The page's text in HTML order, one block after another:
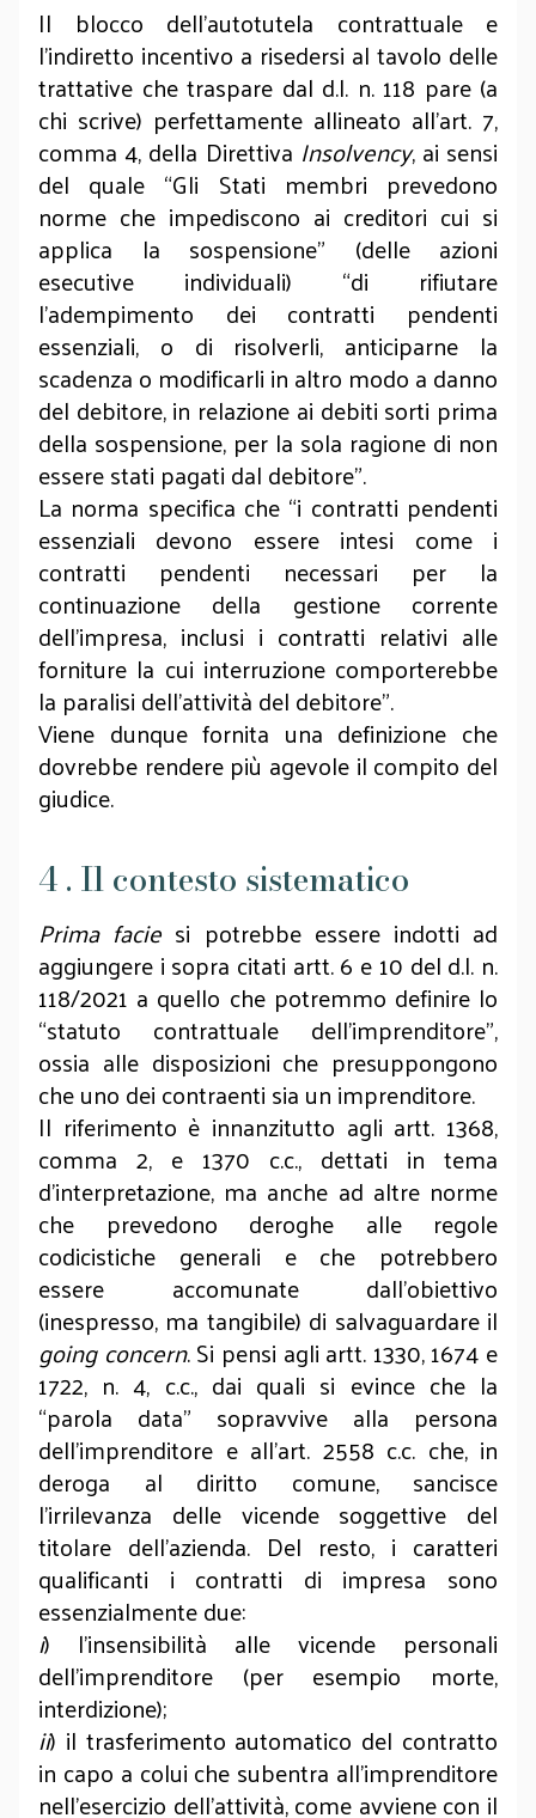
Il blocco dell’autotutela contrattuale e
l’indiretto incentivo a risedersi al tavolo delle
trattative che traspare dal d.l. n. 118 pare (a
chi scrive) perfettamente allineato all’art. 7,
comma 4, della Direttiva Insolvency, ai sensi
del quale “Gli Stati membri prevedono
norme che impediscono ai creditori cui si
applica la sospensione” (delle azioni
esecutive individuali) “di rifiutare
l’adempimento dei contratti pendenti
essenziali, o di risolverli, anticiparne la
scadenza o modificarli in altro modo a danno
del debitore, in relazione ai debiti sorti prima
della sospensione, per la sola ragione di non
essere stati pagati dal debitore”.
La norma specifica che “i contratti pendenti
essenziali devono essere intesi come i
contratti pendenti necessari per la
continuazione della gestione corrente
dell’impresa, inclusi i contratti relativi alle
forniture la cui interruzione comporterebbe
la paralisi dell’attività del debitore”.
Viene dunque fornita una definizione che
dovrebbe rendere più agevole il compito del
giudice.
4 . Il contesto sistematico
Prima facie si potrebbe essere indotti ad
aggiungere i sopra citati artt. 6 e 10 del d.l. n.
118/2021 a quello che potremmo definire lo
“statuto contrattuale dell’imprenditore”,
ossia alle disposizioni che presuppongono
che uno dei contraenti sia un imprenditore.
Il riferimento è innanzitutto agli artt. 1368,
comma 2, e 1370 c.c., dettati in tema
d’interpretazione, ma anche ad altre norme
che prevedono deroghe alle regole
codicistiche generali e che potrebbero
essere accomunate dall’obiettivo
(inespresso, ma tangibile) di salvaguardare il
going concern. Si pensi agli artt. 1330, 1674 e
1722, n. 4, c.c., dai quali si evince che la
“parola data” sopravvive alla persona
dell’imprenditore e all’art. 2558 c.c. che, in
deroga al diritto comune, sancisce
l’irrilevanza delle vicende soggettive del
titolare dell’azienda. Del resto, i caratteri
qualificanti i contratti di impresa sono
essenzialmente due:
i) l’insensibilità alle vicende personali
dell’imprenditore (per esempio morte,
interdizione);
ii) il trasferimento automatico del contratto
in capo a colui che subentra all’imprenditore
nell’esercizio dell’attività, come avviene con il